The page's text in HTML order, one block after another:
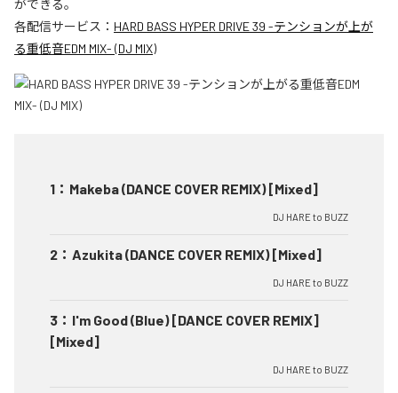
ができる。
各配信サービス： HARD BASS HYPER DRIVE 39 -テンションが上が
る重低音EDM MIX- (DJ MIX)
1 ： Makeba (DANCE COVER REMIX) [Mixed]
DJ HARE to BUZZ
2 ： Azukita (DANCE COVER REMIX) [Mixed]
DJ HARE to BUZZ
3 ： I'm Good (Blue) [DANCE COVER REMIX]
[Mixed]
DJ HARE to BUZZ